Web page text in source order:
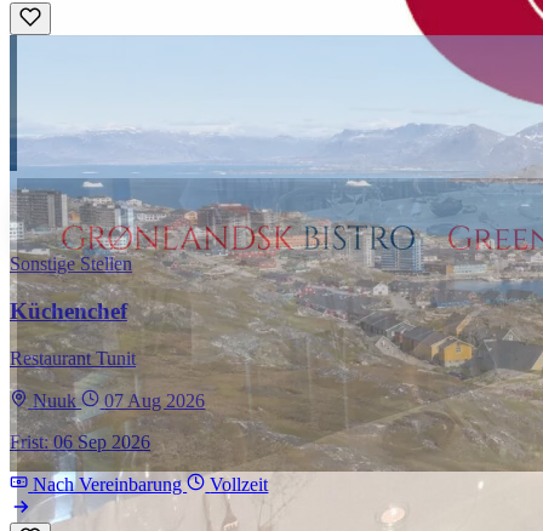
Sonstige Stellen
Küchenchef
Restaurant Tunit
Nuuk
07 Aug 2026
Frist: 06 Sep 2026
Nach Vereinbarung Vollzeit